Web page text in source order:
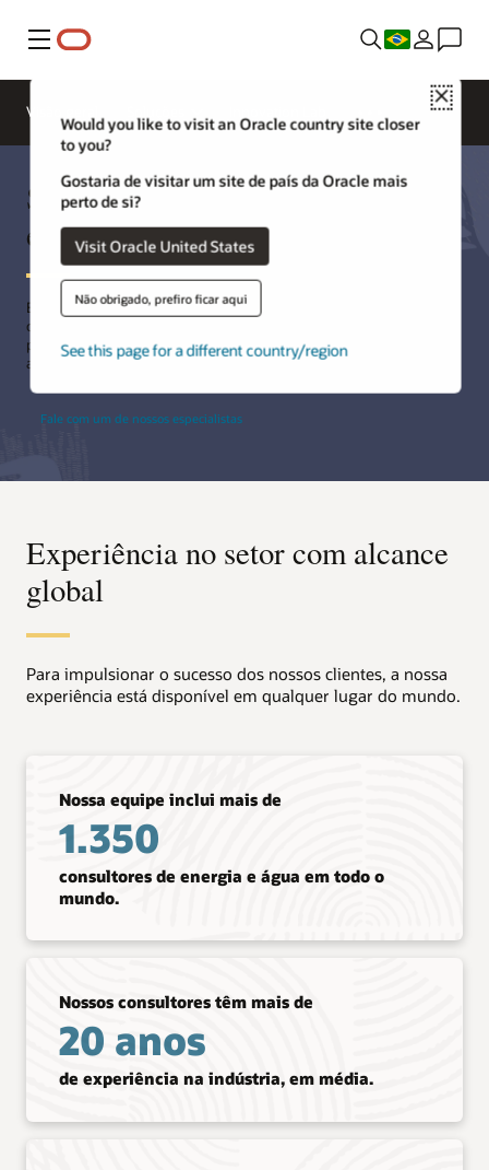
Menu
Close
Would you like to visit an Oracle country site closer
to you?
Gostaria de visitar um site de país da Oracle mais
perto de si?
Visit Oracle United States
Não obrigado, prefiro ficar aqui
See this page for a different country/region
Visão geral
Serviços Profissionais de Energia
e Água (Serviços Públicos)
Energia e água são a nossa especialidade. Fornecemos
conhecimento especializado, experiência e habilidades técnicas
para entregar soluções completas, permitindo que sua equipe
aproveite ao máximo nossa plataforma e nossas aplicações.
Fale com um de nossos especialistas
Experiência no setor com alcance
global
Para impulsionar o sucesso dos nossos clientes, a nossa
experiência está disponível em qualquer lugar do mundo.
Nossa equipe inclui mais de
1.350
consultores de energia e água em todo o
mundo.
Nossos consultores têm mais de
20 anos
de experiência na indústria, em média.